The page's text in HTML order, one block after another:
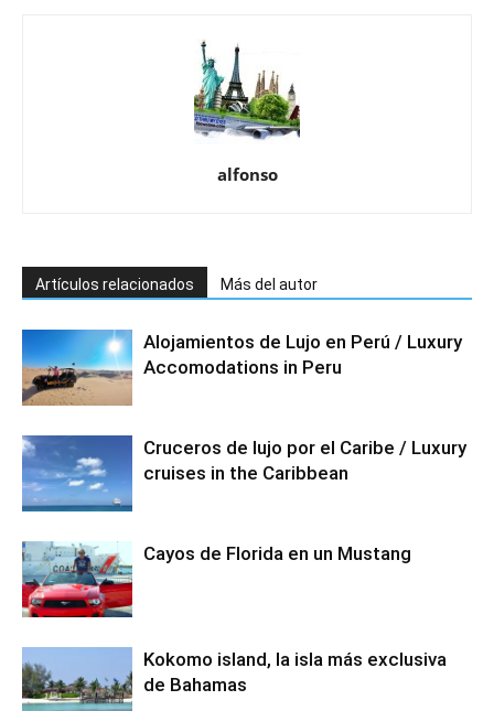
alfonso
Artículos relacionados Más del autor
Alojamientos de Lujo en Perú / Luxury
Accomodations in Peru
Cruceros de lujo por el Caribe / Luxury
cruises in the Caribbean
Cayos de Florida en un Mustang
Kokomo island, la isla más exclusiva
de Bahamas